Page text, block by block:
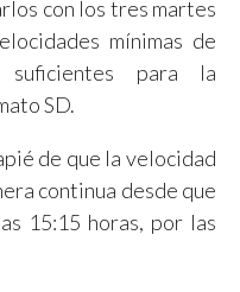
con los tres martes
mínimas de
para la
SD.
de que la velocidad
continua desde que
15:15 horas, por las